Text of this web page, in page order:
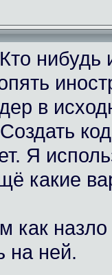
нибудь
в
Я
какие
как
на ней.